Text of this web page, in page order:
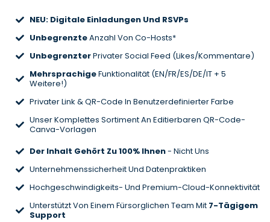
NEU: Digitale Einladungen Und RSVPs
UnbegrenzteAnzahl Von Co-Hosts*
UnbegrenzterPrivater Social Feed (Likes/Kommentare)
MehrsprachigeFunktionalität (EN/FR/ES/DE/IT + 5
Weitere!)
Privater Link & QR-Code In Benutzerdefinierter Farbe
Unser Komplettes Sortiment An Editierbaren QR-Code-
Canva-Vorlagen
Der Inhalt Gehört Zu 100% Ihnen- Nicht Uns
Unternehmenssicherheit Und Datenpraktiken
Hochgeschwindigkeits- Und Premium-Cloud-Konnektivität
Unterstützt Von Einem Fürsorglichen Team Mit 7-Tägigem
Support